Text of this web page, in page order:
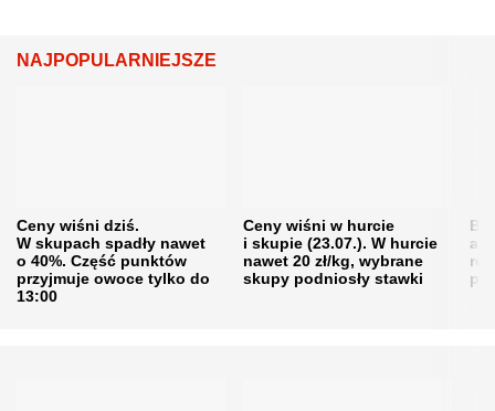
NAJPOPULARNIEJSZE
Ceny wiśni dziś.
W skupach spadły nawet
o 40%. Część punktów
przyjmuje owoce tylko do
13:00
Ceny wiśni w hurcie
i skupie (23.07.). W hurcie
nawet 20 zł/kg, wybrane
skupy podniosły stawki